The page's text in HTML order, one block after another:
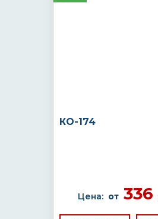
КО-174
Цена: от 336